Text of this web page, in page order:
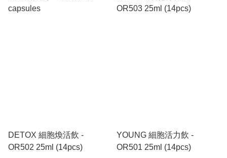
capsules
OR503 25ml (14pcs)
DETOX 細胞煥活飲 -
OR502 25ml (14pcs)
YOUNG 細胞活力飲 -
OR501 25ml (14pcs)